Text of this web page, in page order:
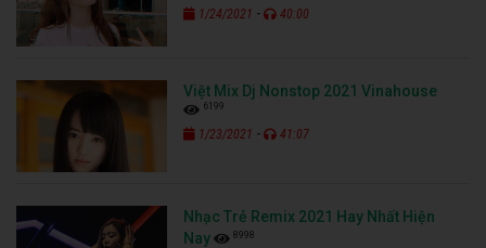
1/24/2021 - 40:00
Việt Mix Dj Nonstop 2021 Vinahouse
6199
1/23/2021 - 41:07
Nhạc Trẻ Remix 2021 Hay Nhất Hiện
Nay
8998